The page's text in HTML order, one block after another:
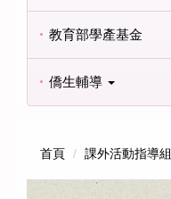
教育部學產基金
僑生輔導
首頁 課外活動指導組